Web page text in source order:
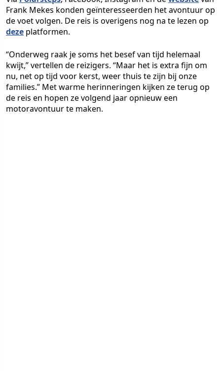
Frank Mekes konden geïnteresseerden het avontuur op
de voet volgen. De reis is overigens nog na te lezen op
deze platformen.
“Onderweg raak je soms het besef van tijd helemaal
kwijt,” vertellen de reizigers. “Maar het is extra fijn om
nu, net op tijd voor kerst, weer thuis te zijn bij onze
families.” Met warme herinneringen kijken ze terug op
de reis en hopen ze volgend jaar opnieuw een
motoravontuur te maken.